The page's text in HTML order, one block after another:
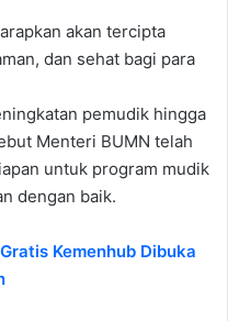
akan tercipta
dan sehat bagi para
pemudik hingga
Menteri BUMN telah
untuk program mudik
dengan baik.
Kemenhub Dibuka